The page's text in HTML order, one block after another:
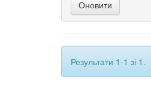
Результати 1-1 зі 1.